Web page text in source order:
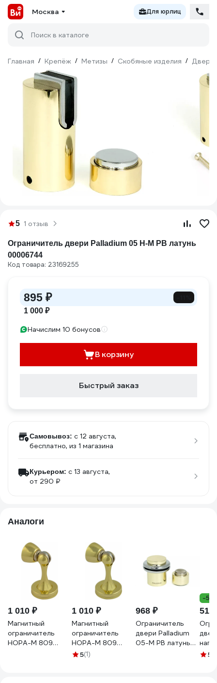
Москва Для юрлиц
Поиск в каталоге
Главная / Крепёж / Метизы / Скобяные изделия /
5 1 отзыв
Ограничитель двери Palladium 05 H-М PB латунь
00006744
Код товара: 23169255
895 ₽
1 000 ₽
Начислим 10 бонусов
В корзину
Быстрый заказ
Самовывоз: c 12 августа,
бесплатно, из 1 магазина
Курьером: c 13 августа,
от 290 ₽
Аналоги
1 010 ₽
Магнитный
ограничитель
НОРА-М 809
1 010 ₽
Магнитный
ограничитель
НОРА-М 809
золото 8886
5(1)
968 ₽
Ограничитель
двери Palladium
05-М PB латунь
-5%
517
5